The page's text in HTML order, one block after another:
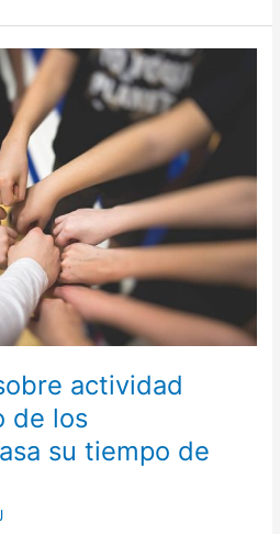
actividad
de los
su tiempo de